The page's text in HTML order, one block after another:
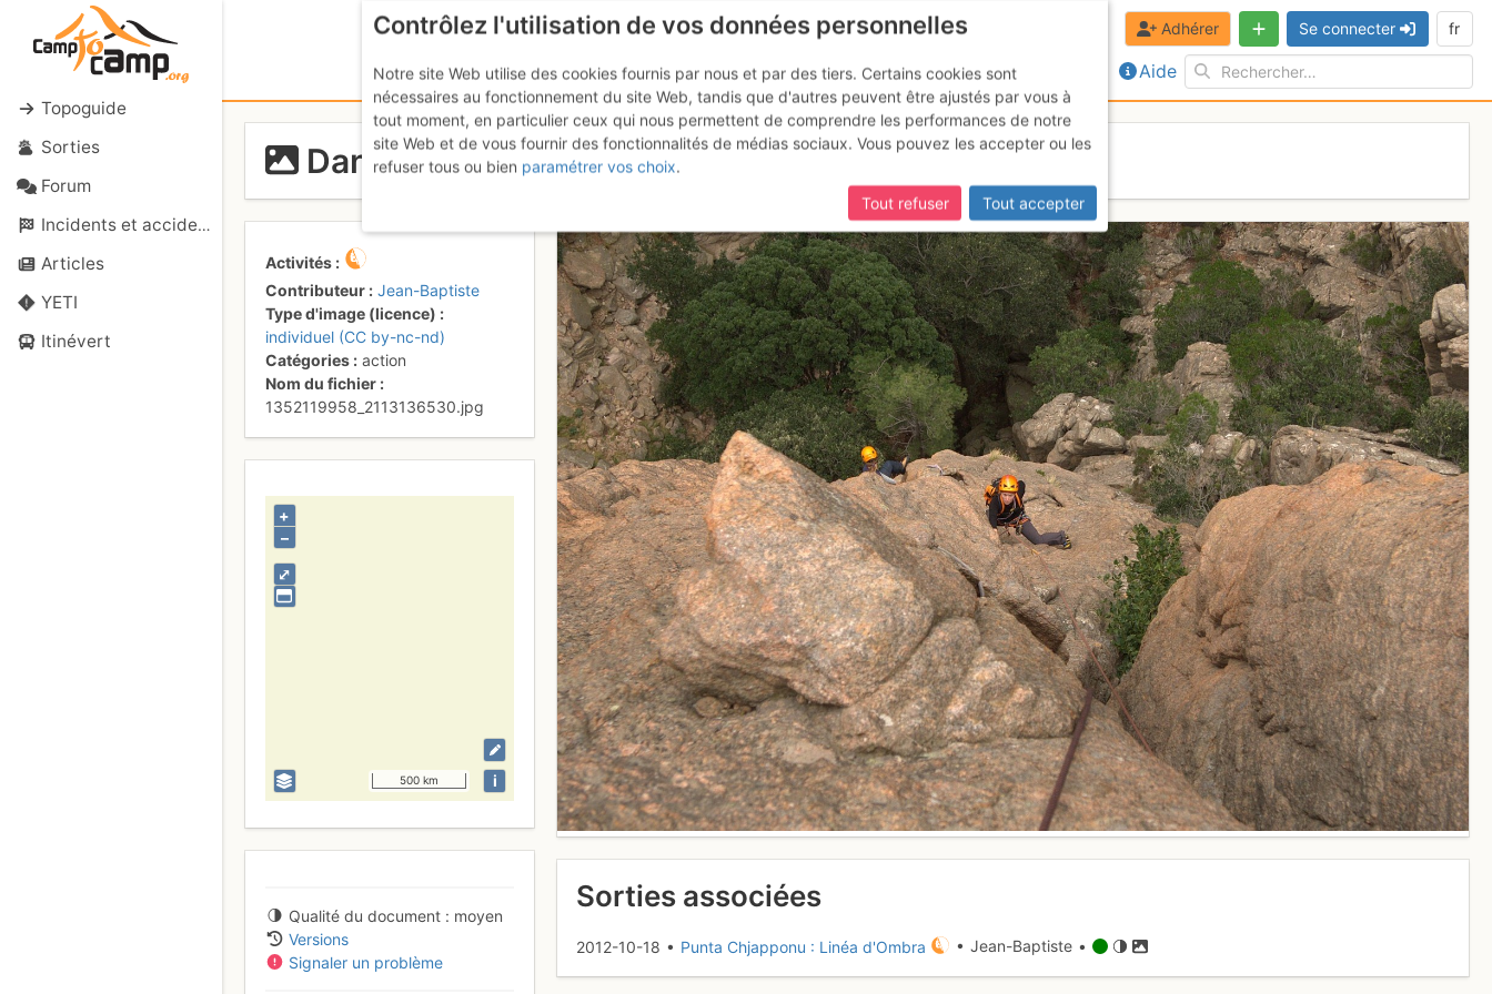
Topoguide
Sorties
Forum
Incidents et accidents
Articles
YETI
Itinévert
Aide
Adhérer Se connecter fr
Dans la dalle de L2
Activités
Contributeur
Jean-Baptiste
Type d'image (licence)
individuel (CC by-nc-nd)
Catégories
action
Nom du fichier
1352119958_2113136530.jpg
⤢
+
–
500 km i
Qualité du document
moyen
Versions
Signaler un problème
Sorties associées
2012-10-18 • Punta Chjapponu : Linéa d'Ombra • Jean-Baptiste •
Contrôlez l'utilisation de vos données personnelles
Notre site Web utilise des cookies fournis par nous et par des tiers. Certains cookies sont
nécessaires au fonctionnement du site Web, tandis que d'autres peuvent être ajustés par vous à
tout moment, en particulier ceux qui nous permettent de comprendre les performances de notre
site Web et de vous fournir des fonctionnalités de médias sociaux. Vous pouvez les accepter ou les
refuser tous ou bien paramétrer vos choix.
Tout refuser
Tout accepter